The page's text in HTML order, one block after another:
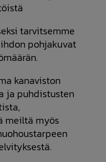
tarvitsemme
pohjakuvat
kanaviston
ja puhdistusten
meiltä myös